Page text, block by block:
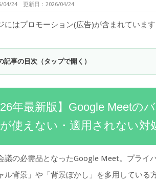
04/24 更新日：2026/04/24
にはプロモーション(広告)が含まれています
記事の目次（タップで開く）
年最新版】Google Meetの
使えない・適用されない対
議の必需品となったGoogle Meet。プライ
ル背景」や「背景ぼかし」を多用してい